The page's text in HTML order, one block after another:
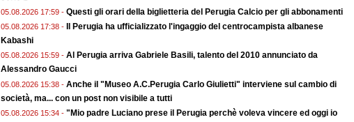
05.08.2026 17:59 - Questi gli orari della biglietteria del Perugia Calcio per gli abbonamenti
05.08.2026 17:38 -
Il Perugia ha ufficializzato l'ingaggio del centrocampista albanese
Kabashi
05.08.2026 15:59 - Al Perugia arriva Gabriele Basili, talento del 2010 annunciato da
Alessandro Gaucci
05.08.2026 15:38 - Anche il "Museo A.C.Perugia Carlo Giulietti" interviene sul cambio di
società, ma... con un post non visibile a tutti
05.08.2026 15:34 - "Mio padre Luciano prese il Perugia perchè voleva vincere ed oggi io